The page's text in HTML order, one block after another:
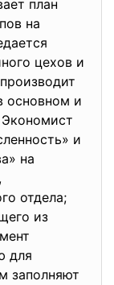
план
на
цехов и
основном и
Экономист
и
на
отдела;
из
для
заполняют